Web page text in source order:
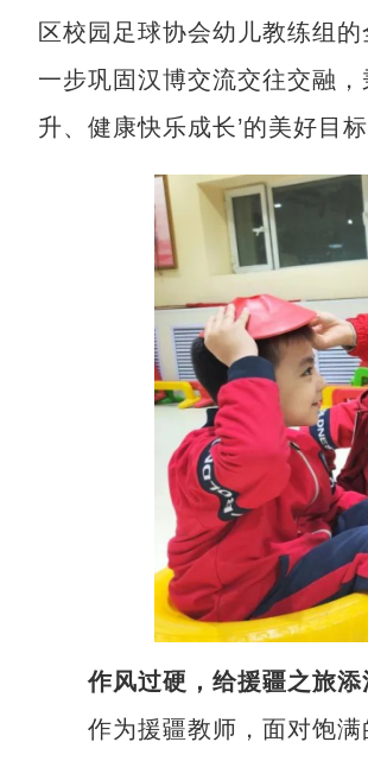
区校园足球协会幼儿教练组
一步巩固汉博交流交往交融，
升、健康快乐成长’的美好目标
作风过硬，给援疆之旅添
作为援疆教师，面对饱满